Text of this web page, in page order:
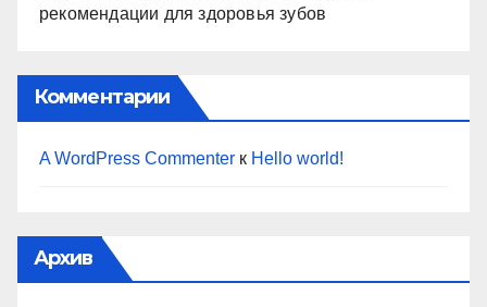
рекомендации для здоровья зубов
Комментарии
A WordPress Commenter к Hello world!
Архив